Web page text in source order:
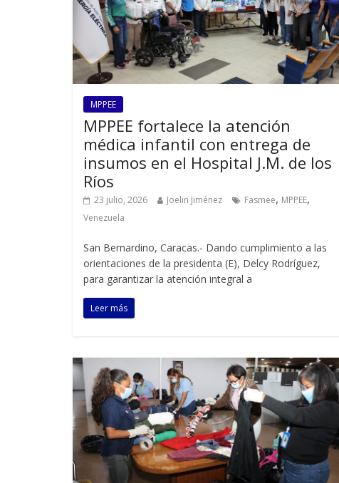
MPPEE
MPPEE fortalece la atención
médica infantil con entrega de
insumos en el Hospital J.M. de los
Ríos
23 julio, 2026 Joelin Jiménez Fasmee, MPPEE,
Venezuela
San Bernardino, Caracas.- Dando cumplimiento a las
orientaciones de la presidenta (E), Delcy Rodríguez,
para garantizar la atención integral a
Leer más